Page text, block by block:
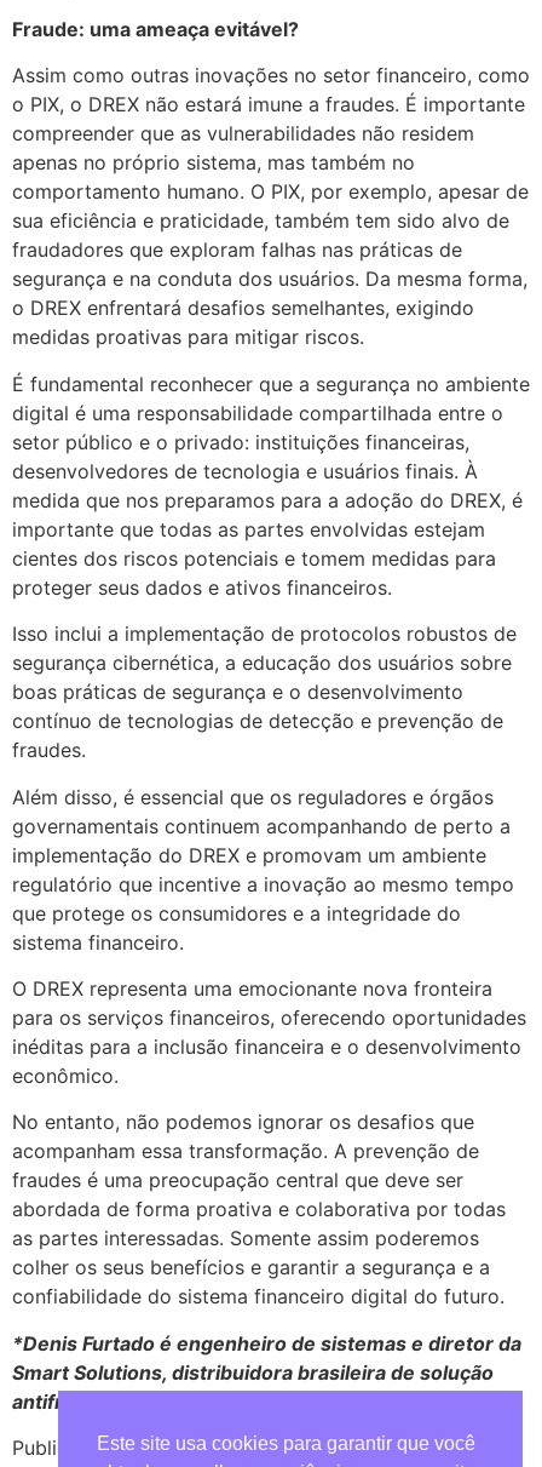
Fraude: uma ameaça evitável?
Assim como outras inovações no setor financeiro, como
o PIX, o DREX não estará imune a fraudes. É importante
compreender que as vulnerabilidades não residem
apenas no próprio sistema, mas também no
comportamento humano. O PIX, por exemplo, apesar de
sua eficiência e praticidade, também tem sido alvo de
fraudadores que exploram falhas nas práticas de
segurança e na conduta dos usuários. Da mesma forma,
o DREX enfrentará desafios semelhantes, exigindo
medidas proativas para mitigar riscos.
É fundamental reconhecer que a segurança no ambiente
digital é uma responsabilidade compartilhada entre o
setor público e o privado: instituições financeiras,
desenvolvedores de tecnologia e usuários finais. À
medida que nos preparamos para a adoção do DREX, é
importante que todas as partes envolvidas estejam
cientes dos riscos potenciais e tomem medidas para
proteger seus dados e ativos financeiros.
Isso inclui a implementação de protocolos robustos de
segurança cibernética, a educação dos usuários sobre
boas práticas de segurança e o desenvolvimento
contínuo de tecnologias de detecção e prevenção de
fraudes.
Além disso, é essencial que os reguladores e órgãos
governamentais continuem acompanhando de perto a
implementação do DREX e promovam um ambiente
regulatório que incentive a inovação ao mesmo tempo
que protege os consumidores e a integridade do
sistema financeiro.
O DREX representa uma emocionante nova fronteira
para os serviços financeiros, oferecendo oportunidades
inéditas para a inclusão financeira e o desenvolvimento
econômico.
No entanto, não podemos ignorar os desafios que
acompanham essa transformação. A prevenção de
fraudes é uma preocupação central que deve ser
abordada de forma proativa e colaborativa por todas
as partes interessadas. Somente assim poderemos
colher os seus benefícios e garantir a segurança e a
confiabilidade do sistema financeiro digital do futuro.
*Denis Furtado é engenheiro de sistemas e diretor da
Smart Solutions, distribuidora brasileira de solução
antifraude e de cibersegurança.
Publicado emRevista Lide.
Este site usa cookies para garantir que você